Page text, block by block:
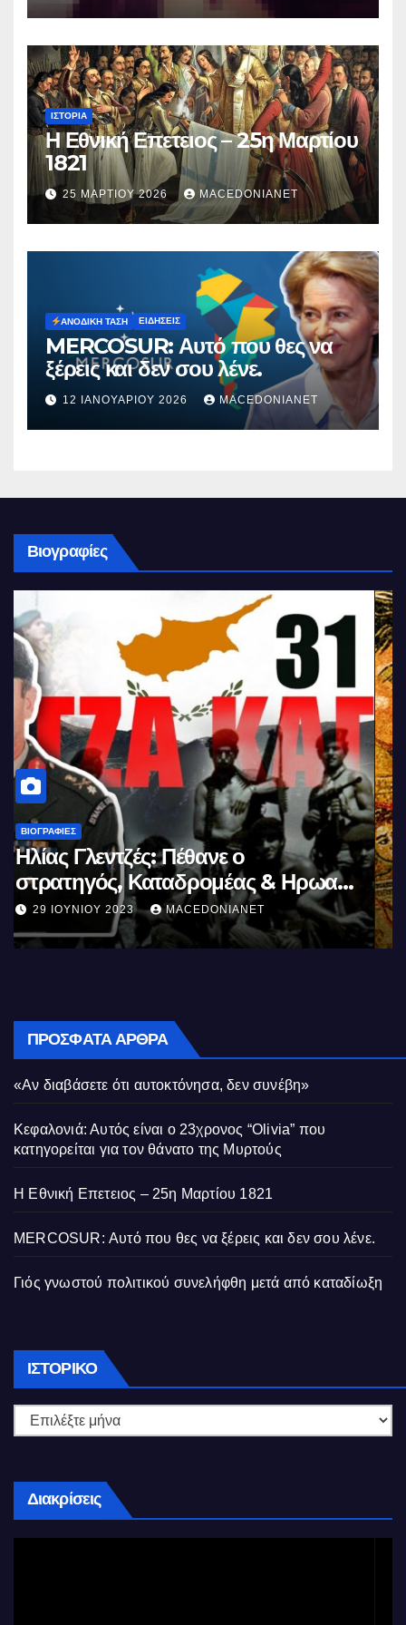
ΙΣΤΟΡΊΑ
Η Εθνική Επετειος – 25η Μαρτίου
1821
25 ΜΑΡΤΊΟΥ 2026 MACEDONIANET
ΑΝΟΔΙΚΉ ΤΆΣΗ ΕΙΔΉΣΕΙΣ
MERCOSUR: Αυτό που θες να
ξέρεις και δεν σου λένε.
12 ΙΑΝΟΥΑΡΊΟΥ 2026 MACEDONIANET
Βιογραφίες
ΒΙΟΓΡΑΦΊΕΣ
Μέγας Αλέξανδρος: Ο μέγιστος των
Ελλήνων
11 ΙΟΥΝΊΟΥ 2023 MACEDONIANET
ΠΡΌΣΦΑΤΑ ΆΡΘΡΑ
«Αν διαβάσετε ότι αυτοκτόνησα, δεν συνέβη»
Κεφαλονιά: Αυτός είναι ο 23χρονος “Olivia” που
κατηγορείται για τον θάνατο της Μυρτούς
Η Εθνική Επετειος – 25η Μαρτίου 1821
MERCOSUR: Αυτό που θες να ξέρεις και δεν σου λένε.
Γιός γνωστού πολιτικού συνελήφθη μετά από καταδίωξη
ΙΣΤΟΡΙΚΌ Ιστορικό
Διακρίσεις